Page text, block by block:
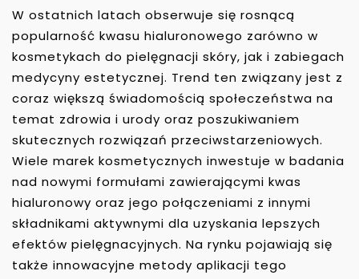
W ostatnich latach obserwuje się rosnącą
popularność kwasu hialuronowego zarówno w
kosmetykach do pielęgnacji skóry, jak i zabiegach
medycyny estetycznej. Trend ten związany jest z
coraz większą świadomością społeczeństwa na
temat zdrowia i urody oraz poszukiwaniem
skutecznych rozwiązań przeciwstarzeniowych.
Wiele marek kosmetycznych inwestuje w badania
nad nowymi formułami zawierającymi kwas
hialuronowy oraz jego połączeniami z innymi
składnikami aktywnymi dla uzyskania lepszych
efektów pielęgnacyjnych. Na rynku pojawiają się
także innowacyjne metody aplikacji tego